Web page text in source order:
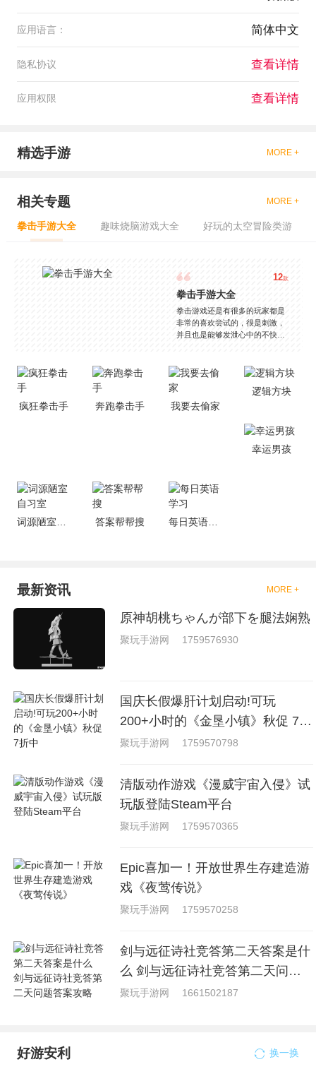
应用语言： 简体中文
隐私协议 查看详情
应用权限 查看详情
精选手游 MORE +
相关专题 MORE +
拳击手游大全 趣味烧脑游戏大全 好玩的太空冒险类游
12款
拳击手游大全
拳击游戏还是有很多的玩家都是
非常的喜欢尝试的，很是刺激，
并且也是能够发泄心中的不快
是一些格斗的游戏，其实是非常
的有趣，也是相当的刺激的，游
戏中是有一些不同的场景都是能
够去进行体验的，我们也是能够
就是收集了一些有意思的拳击游
戏，相信你们一定会喜欢的。
疯狂拳击手 奔跑拳击手 我要去偷家
逻辑方块
幸运男孩
答案帮帮搜 每日英语学习
最新资讯 MORE +
原神胡桃ちゃんが部下を腿法娴熟
聚玩手游网 1759576930
国庆长假爆肝计划启动!可玩
200+小时的《金垦小镇》秋促 7折
中
聚玩手游网 1759570798
清版动作游戏《漫威宇宙入侵》试
玩版登陆Steam平台
聚玩手游网 1759570365
Epic喜加一！开放世界生存建造游
戏《夜莺传说》
聚玩手游网 1759570258
剑与远征诗社竞答第二天答案是什
么 剑与远征诗社竞答第二天问题
答案攻略
聚玩手游网 1661502187
好游安利 换一换